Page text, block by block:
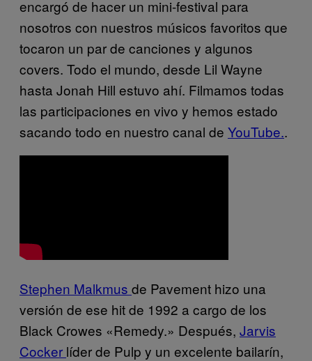
encargó de hacer un mini-festival para
nosotros con nuestros músicos favoritos que
tocaron un par de canciones y algunos
covers. Todo el mundo, desde Lil Wayne
hasta Jonah Hill estuvo ahí. Filmamos todas
las participaciones en vivo y hemos estado
sacando todo en nuestro canal de YouTube..
Stephen Malkmus de Pavement hizo una
versión de ese hit de 1992 a cargo de los
Black Crowes «Remedy.» Después, Jarvis
Cocker líder de Pulp y un excelente bailarín,